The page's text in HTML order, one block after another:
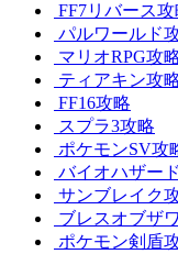
FF7リバース攻
パルワールド
マリオRPG攻
ティアキン攻
FF16攻略
スプラ3攻略
ポケモンSV攻
バイオハザー
サンブレイク
ブレスオブザ
ポケモン剣盾